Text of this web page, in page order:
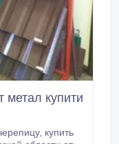
метал купити